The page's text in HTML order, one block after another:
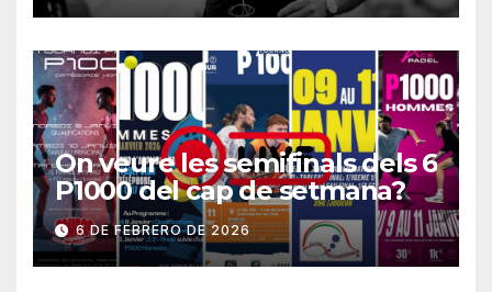
On veure les semifinals dels 6
P1000 del cap de setmana?
6 DE FEBRERO DE 2026